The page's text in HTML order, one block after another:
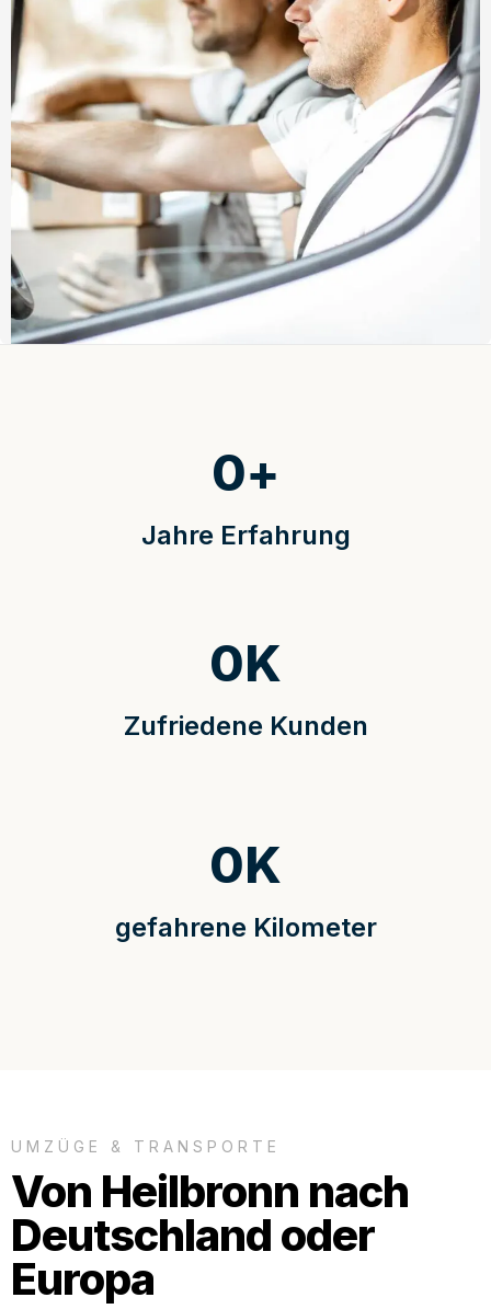
Jahre Erfahrung
0+
Zufriedene Kunden
0K
gefahrene Kilometer
0K
UMZÜGE & TRANSPORTE
Von Heilbronn nach
Deutschland oder
Europa